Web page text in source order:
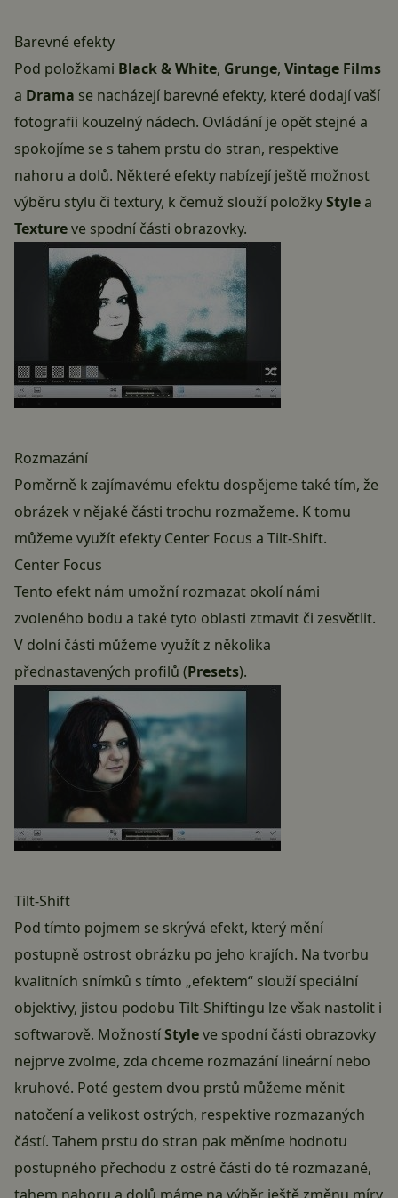
Barevné efekty
Pod položkami Black & White, Grunge, Vintage Films
a Drama se nacházejí barevné efekty, které dodají vaší
fotografii kouzelný nádech. Ovládání je opět stejné a
spokojíme se s tahem prstu do stran, respektive
nahoru a dolů. Některé efekty nabízejí ještě možnost
výběru stylu či textury, k čemuž slouží položkyStylea
Textureve spodní části obrazovky.
Rozmazání
Poměrně k zajímavému efektu dospějeme také tím, že
obrázek v nějaké části trochu rozmažeme. K tomu
můžeme využít efekty Center Focus a Tilt-Shift.
Center Focus
Tento efekt nám umožní rozmazat okolí námi
zvoleného bodu a také tyto oblasti ztmavit či zesvětlit.
V dolní části můžeme využít z několika
přednastavených profilů (Presets).
Tilt-Shift
Pod tímto pojmem se skrývá efekt, který mění
postupně ostrost obrázku po jeho krajích. Na tvorbu
kvalitních snímků s tímto „efektem“ slouží speciální
objektivy, jistou podobu Tilt-Shiftingu lze však nastolit i
softwarově. MožnostíStyleve spodní části obrazovky
nejprve zvolme, zda chceme rozmazání lineární nebo
kruhové. Poté gestem dvou prstů můžeme měnit
natočení a velikost ostrých, respektive rozmazaných
částí. Tahem prstu do stran pak měníme hodnotu
postupného přechodu z ostré části do té rozmazané,